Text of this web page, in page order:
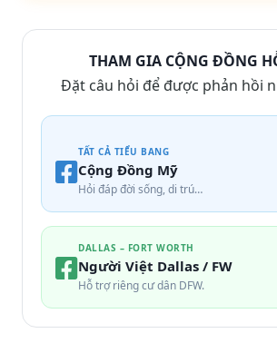
THAM GIA CỘNG ĐỒNG
Đặt câu hỏi để được phản hồi
TẤT CẢ TIỂU BANG
Cộng Đồng Mỹ
Hỏi đáp đời sống, di trú…
DALLAS – FORT WORTH
Người Việt Dallas / FW
Hỗ trợ riêng cư dân DFW.